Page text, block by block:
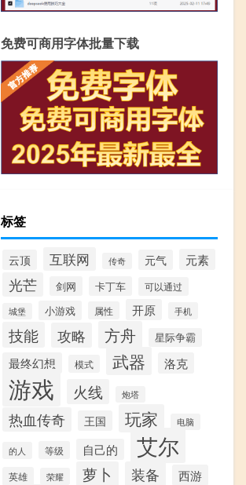
免费可商用字体批量下载
标签
云顶 互联网 传奇 元气 元素
光芒 剑网 卡丁车 可以通过
城堡 小游戏 属性 开原 手机
技能 攻略 方舟 星际争霸
最终幻想 模式 武器 洛克
游戏 火线 炮塔
热血传奇 王国 玩家 电脑
的人 等级 自己的 艾尔
英雄 荣耀 萝卜 装备 西游